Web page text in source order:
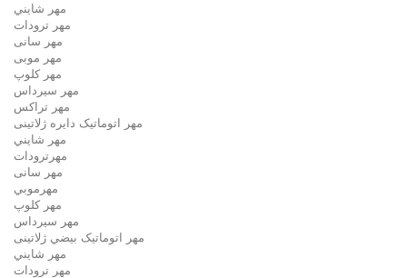
مهر شايني
مهر ترودات
مهر سانی
مهر موبی
مهر كلوپ
مهر سيرداس
مهر تراکس
مهر اتوماتیک دايره ژلاتینی
مهر شايني
مهرترودات
مهر سانی
مهرموبي
مهر كلوپ
مهر سيرداس
مهر اتوماتیک بيضي ژلاتینی
مهر شايني
مهر ترودات